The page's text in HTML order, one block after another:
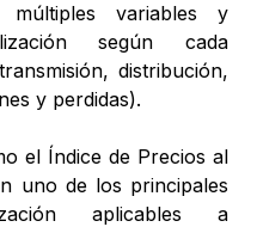
múltiples variables y
según cada
distribución,
y perdidas).
el Índice de Precios al
uno de los principales
aplicables a